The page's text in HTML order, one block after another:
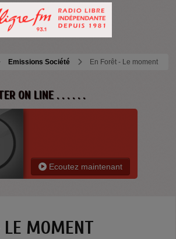
Emissions Société En Forêt - Le moment
ON LINE . . . . . .
Ecoutez maintenant
LE MOMENT